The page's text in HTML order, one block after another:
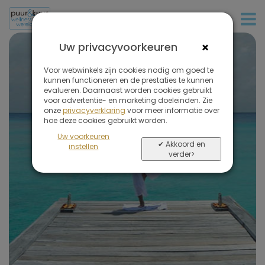
Uw reis
begint hier...
×
Uw privacyvoorkeuren
Voor webwinkels zijn cookies nodig om goed te
kunnen functioneren en de prestaties te kunnen
evalueren. Daarnaast worden cookies gebruikt
voor advertentie- en marketing doeleinden. Zie
onzeprivacyverklaring voor meer informatie over
hoe deze cookies gebruikt worden.
Uw voorkeuren
instellen
✔ Akkoord en
verder>